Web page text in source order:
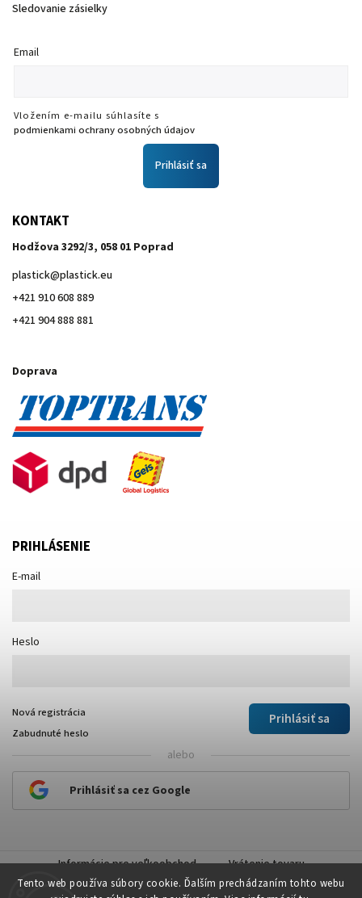
Tento web používa súbory cookie. Ďalším prechádzaním tohto webu
Sledovanie zásielky
Email
Vložením e-mailu súhlasíte s
podmienkami ochrany osobných údajov
Prihlásiť sa
KONTAKT
Hodžova 3292/3, 058 01 Poprad
plastick@plastick.eu
+421 910 608 889
+421 904 888 881
Doprava
PRIHLÁSENIE
E-mail
Heslo
Prihlásiť sa
Nová registrácia
Zabudnuté heslo
alebo
Prihlásiť sa cez Google
Informácie pre veľkoobchod Vrátenie tovaru